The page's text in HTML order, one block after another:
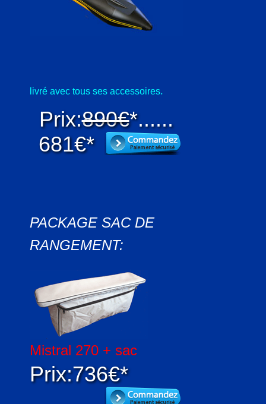
livré avec tous ses accessoires.
Prix:890€*......
681€*
PACKAGE SAC DE
RANGEMENT:
Mistral 270 + sac
Prix:736€*